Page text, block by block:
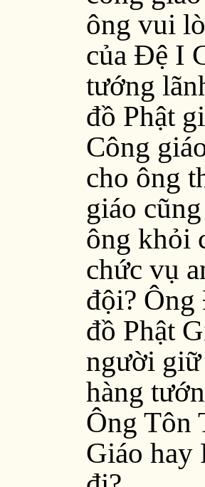
ông vui
của Đệ I
tướng
đồ Phật
Công
cho ông
giáo
ông khỏi
chức vụ
đội?
đồ Phật
người
hàng
Ông Tôn
Giáo hay